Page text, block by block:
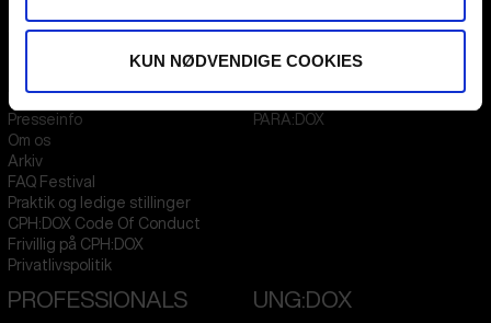
KUN NØDVENDIGE COOKIES
CVR31285569
FESTIVAL 2026 DA
Presseinfo
Om os
Arkiv
FAQ Festival
Praktik og ledige stillinger
CPH:DOX Code Of Conduct
Frivillig på CPH:DOX
Privatlivspolitik
STREAMING
PARA:DOX
PROFESSIONALS UNG:DOX